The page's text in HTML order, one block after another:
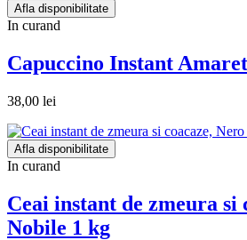
Afla disponibilitate
In curand
Capuccino Instant
38,00 lei
Afla disponibilitate
In curand
Ceai instant de zmeura si
Nobile 1 kg